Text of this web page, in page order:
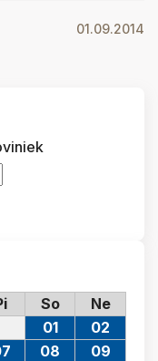
01.09.2014
So Ne
01
02
08
09